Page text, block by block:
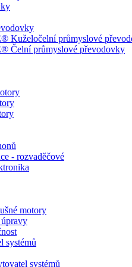
Kuželočelní průmyslové
Čelní průmyslové převodovky
- rozvaděčové
motory
systémů
systémů